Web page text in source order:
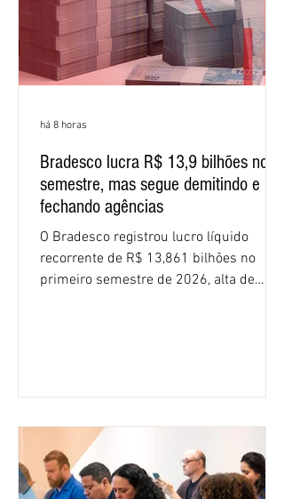
Bradesco lucra R$ 13,9 bilhões no
semestre, mas segue demitindo e
fechando agências
O Bradesco registrou lucro líquido
recorrente de R$ 13,861 bilhões no
primeiro semestre de 2026, alta de
1,4 ponto percentual em 12 meses. O
crescimento de 16,2% foi o maior entre
os três maiores bancos privados do país
(Bradesco, Itaú e Santander). Segundo o
há 8 horas